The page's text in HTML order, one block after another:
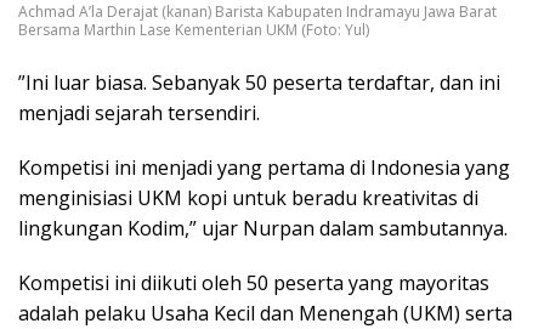
Achmad A’la Derajat (kanan) Barista Kabupaten Indramayu Jawa Barat
Bersama Marthin Lase Kementerian UKM (Foto: Yul)
​”Ini luar biasa. Sebanyak 50 peserta terdaftar, dan ini
menjadi sejarah tersendiri.
Kompetisi ini menjadi yang pertama di Indonesia yang
menginisiasi UKM kopi untuk beradu kreativitas di
lingkungan Kodim,” ujar Nurpan dalam sambutannya.
​Kompetisi ini diikuti oleh 50 peserta yang mayoritas
adalah pelaku Usaha Kecil dan Menengah (UKM) serta